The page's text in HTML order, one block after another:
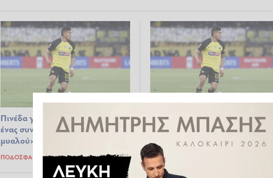
Πινέδα για ΠΑΟΚ: «Χρειάζεται
ένας συνδυασμός καρδιάς και
μυαλού»
ΠΟΔΌΣΦΑΙΡΟ 08.01.2025 22:50
Πινέδα ΑΕΚ: Νέο δημοσίευμα
απο το Μεξικό για συμφωνία με
την Τσίβας
ΠΟΔΌΣΦΑΙΡΟ